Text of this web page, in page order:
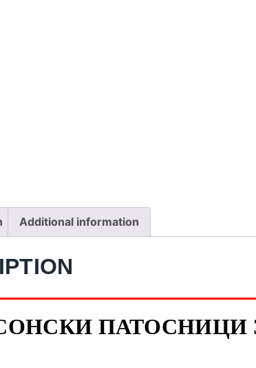
Additional information
ПАТОСНИЦИ ЗА